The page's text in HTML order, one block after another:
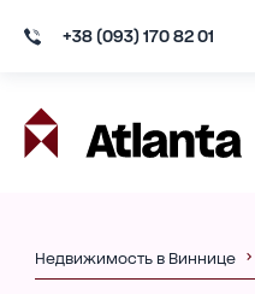
+38 (093) 170 82 01
Недвижимость в Виннице